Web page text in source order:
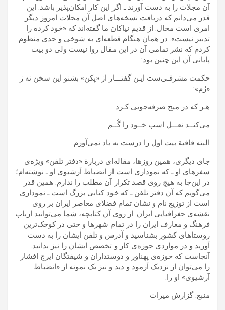
آن مجلات را به دست آورند ـ اگر این کار امکان‌پذیر باشد. این
قدر می‌دانم که دریافت نسخه‌های اصل آن مجلات امروز دیگر
امری است محال. از قدیم نیاکان ما گفته‌اند که «خود کرده را
تدبیر نیست». در همان هنگام قطعه‌ای به شوخی و جدی منظوم
کردم که نشر تمامی آن در این مقال روا نیست ولی دو بیت
پایانی آن این چنین بود:
حکمت مشرقـی‌ست ایـن گفتـــار از «پکن» بشنو این سخن نه ز
«رُم»:
هـر که در میخ صرفه‌جویی کـرد
می‌کنــد نعـــل اسب خــود را گُــم
البته قافیة بیت اول را درست به یاد نمی‌آورم.
جای دیگری، همین روزها، مقاله‌ای دربارة «دفتر تلفن» ویژه‌ی
سفرهای او ـ که نموداری است از انضباط آرشیوی او ـ نوشته‌ام؛
در این‌جا به هیچ روی قصد تکرار آن مطلب را ندارم. همین قدر
می‌گویم که آن دفتر تلفن ـ که خود کتابی بزرگ است ـ نموداری
است از توزیع نام و نشان تمام فضلای معاصر ایران بر روی
نقشه‌ی جغرافیایی ایران. از روی آن کتابچه، شما می‌توانید ارباب
فرهنگ و معارف ایران را در تمام شهرها و حتی در کوچک‌ترین
روستاهای کشور بشناسید و آدرس و تلفن ایشان را به دست
آورید و در مواردی حوزه‌ی کار و تخصص ایشان را نیز بدانید.
آنجاست که حوزه‌ی پهناور و دوستداران و شیفتگان ایرج افشار
را می‌توان از نزدیک آزمود و دید و نیز یک نمونه از «انضباط
آرشیوی» او را.
منبع: گزارش میراث